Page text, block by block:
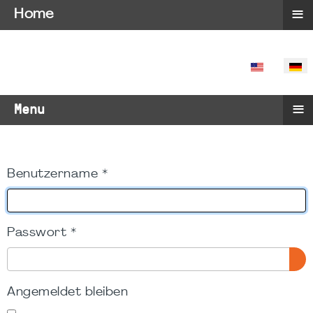
SPRACHE
Menu ≡
Benutzername *
Passwort *
Angemeldet bleiben
Home ≡